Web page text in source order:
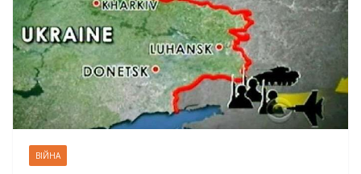
ВІЙНА